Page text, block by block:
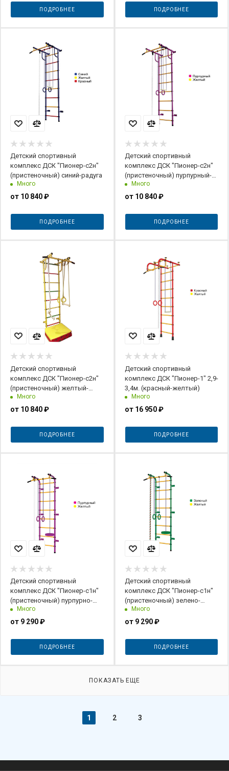
ПОДРОБНЕЕ ПОДРОБНЕЕ
Детский спортивный
комплекс ДСК "Пионер-с2н"
(пристеночный) синий-радуга
Много
от 10 840 ₽
ПОДРОБНЕЕ
Детский спортивный
комплекс ДСК "Пионер-с2н"
(пристеночный) пурпурный-
желтый
Много
от 10 840 ₽
ПОДРОБНЕЕ
Детский спортивный
комплекс ДСК "Пионер-с2н"
(пристеночный) желтый-
радуга
Много
от 10 840 ₽
ПОДРОБНЕЕ
Детский спортивный
комплекс ДСК "Пионер-1" 2,9-
3,4м. (красный-желтый)
Много
от 16 950 ₽
ПОДРОБНЕЕ
Детский спортивный
комплекс ДСК "Пионер-с1н"
(пристеночный) пурпурно-
желтый
Много
от 9 290 ₽
ПОДРОБНЕЕ
Детский спортивный
комплекс ДСК "Пионер-с1н"
(пристеночный) зелено-
желтый
Много
от 9 290 ₽
ПОДРОБНЕЕ
ПОКАЗАТЬ ЕЩЕ
1 2 3